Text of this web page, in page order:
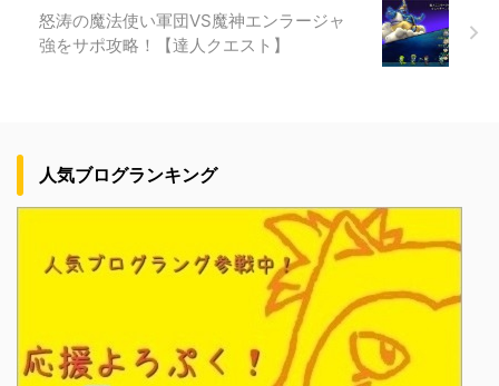
怒涛の魔法使い軍団VS魔神エンラージャ
強をサポ攻略！【達人クエスト】
人気ブログランキング